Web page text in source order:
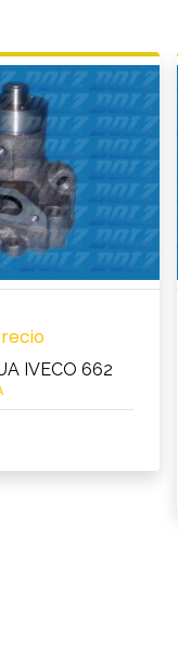
IVECO 662